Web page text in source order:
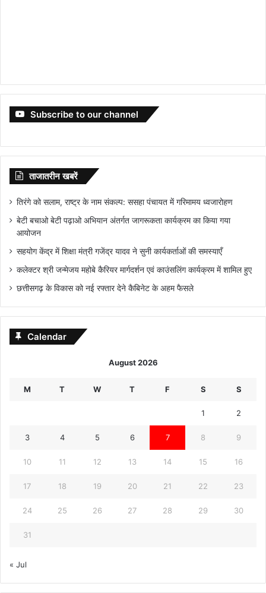
Subscribe to our channel
ताजातरीन खबरें
तिरंगे को सलाम, राष्ट्र के नाम संकल्प: ससहा पंचायत में गरिमामय ध्वजारोहण
बेटी बचाओ बेटी पढ़ाओ अभियान अंतर्गत जागरूकता कार्यक्रम का किया गया
आयोजन
सहयोग केंद्र में शिक्षा मंत्री गजेंद्र यादव ने सुनी कार्यकर्ताओं की समस्याएँ
कलेक्टर श्री जन्मेजय महोबे कैरियर मार्गदर्शन एवं काउंसलिंग कार्यक्रम में शामिल हुए
छत्तीसगढ़ के विकास को नई रफ्तार देने कैबिनेट के अहम फैसले
Calendar
August 2026
M T W T F S S
1 2
3 4 5 6 7 8 9
10 11 12 13 14 15 16
17 18 19 20 21 22 23
24 25 26 27 28 29 30
31
« Jul